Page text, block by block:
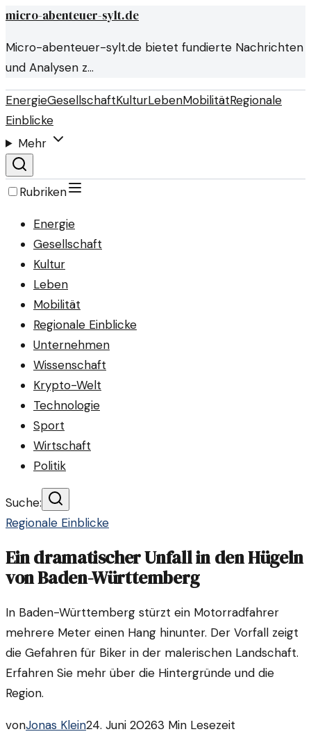
micro-abenteuer-sylt.de
Micro-abenteuer-sylt.de bietet fundierte Nachrichten
und Analysen z…
EnergieGesellschaftKulturLebenMobilitätRegionale
Einblicke
Mehr
Rubriken
Energie
Gesellschaft
Kultur
Leben
Mobilität
Regionale Einblicke
Unternehmen
Wissenschaft
Krypto-Welt
Technologie
Sport
Wirtschaft
Politik
Suche:
Regionale Einblicke
Ein dramatischer Unfall in den Hügeln
von Baden-Württemberg
In Baden-Württemberg stürzt ein Motorradfahrer
mehrere Meter einen Hang hinunter. Der Vorfall zeigt
die Gefahren für Biker in der malerischen Landschaft.
Erfahren Sie mehr über die Hintergründe und die
Region.
vonJonas Klein24. Juni 20263 Min Lesezeit